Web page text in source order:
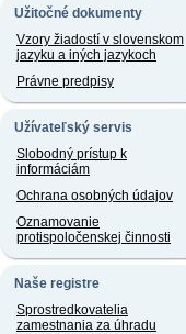
Užitočné dokumenty
Vzory žiadostí v slovenskom
jazyku a iných jazykoch
Právne predpisy
Užívateľský servis
Slobodný prístup k
informáciám
Ochrana osobných údajov
Oznamovanie
protispoločenskej činnosti
Naše registre
Sprostredkovatelia
zamestnania za úhradu